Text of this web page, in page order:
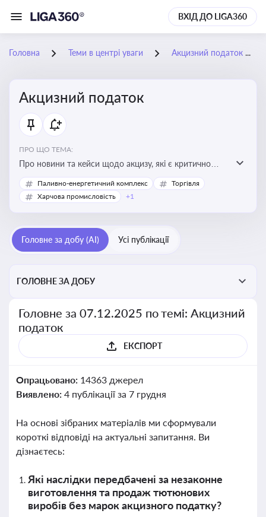
ВХІД ДО LIGA360
Головна Теми в центрі уваги Акцизний податок
Акцизний податок
ПРО ЩО ТЕМА:
Про новини та кейси щодо акцизу, які є критично
важливим для підприємств, які імпортують,
виробляють або реалізують підакцизну продукцію, з
Паливно-енергетичний комплекс
Торгівля
Харчова промисловість
+1
Головне за добу (AI) Усі публікації
ГОЛОВНЕ ЗА ДОБУ
Головне за 07.12.2025 по темі: Акцизний
податок
ЕКСПОРТ
Опрацьовано: 14363 джерел
Виявлено: 4 публікації за 7 грудня
На основі зібраних матеріалів ми сформували
короткі відповіді на актуальні запитання. Ви
дізнаєтесь:
Які наслідки передбачені за незаконне
виготовлення та продаж тютюнових
виробів без марок акцизного податку?